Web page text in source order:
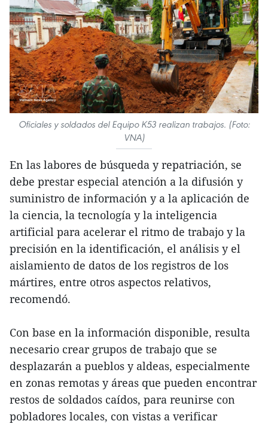
Oficiales y soldados del Equipo K53 realizan trabajos. (Foto:
VNA)
En las labores de búsqueda y repatriación, se
debe prestar especial atención a la difusión y
suministro de información y a la aplicación de
la ciencia, la tecnología y la inteligencia
artificial para acelerar el ritmo de trabajo y la
precisión en la identificación, el análisis y el
aislamiento de datos de los registros de los
mártires, entre otros aspectos relativos,
recomendó.
Con base en la información disponible, resulta
necesario crear grupos de trabajo que se
desplazarán a pueblos y aldeas, especialmente
en zonas remotas y áreas que pueden encontrar
restos de soldados caídos, para reunirse con
pobladores locales, con vistas a verificar